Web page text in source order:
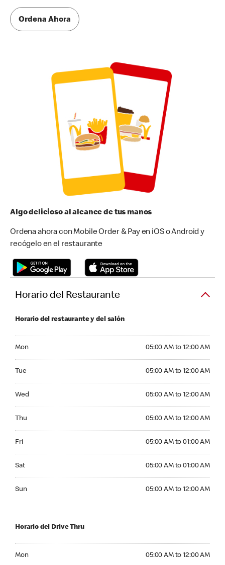
Ordena Ahora
Algo delicioso al alcance de tus manos
Ordena ahora con Mobile Order & Pay en iOS o Android y
recógelo en el restaurante
Horario del Restaurante
Horario del restaurante y del salón
Mon 05:00 AM to 12:00 AM
Tue 05:00 AM to 12:00 AM
Wed 05:00 AM to 12:00 AM
Thu 05:00 AM to 12:00 AM
Fri 05:00 AM to 01:00 AM
Sat 05:00 AM to 01:00 AM
Sun 05:00 AM to 12:00 AM
Horario del Drive Thru
Mon 05:00 AM to 12:00 AM